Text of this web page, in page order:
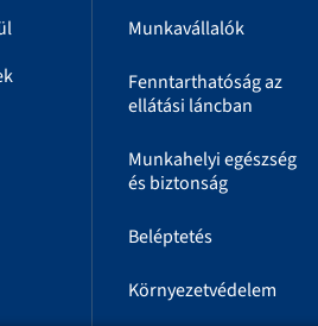
Munkavállalók
Fenntarthatóság az
ellátási láncban
Munkahelyi egészség
és biztonság
Beléptetés
Környezetvédelem